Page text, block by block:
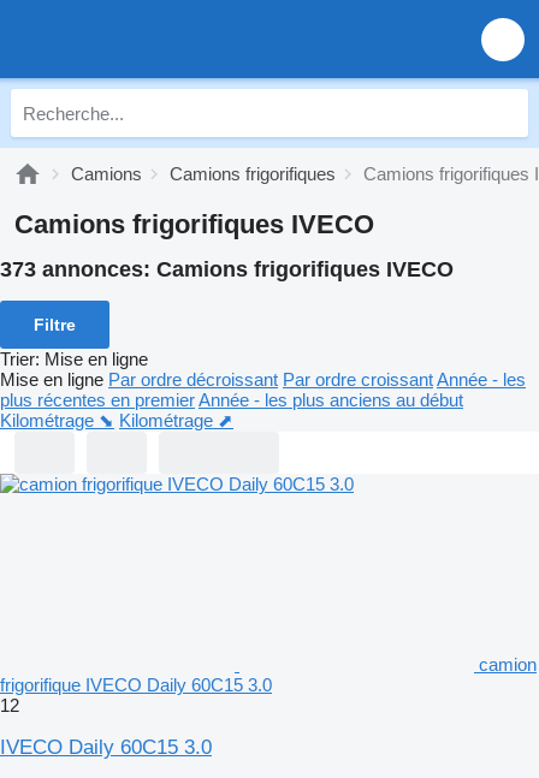
Camions Camions frigorifiques Camions frigorifiques
Camions frigorifiques IVECO
373 annonces: Camions frigorifiques IVECO
Filtre
Trier: Mise en ligne
Mise en ligne Par ordre décroissant Par ordre croissantAnnée - les
plus récentes en premierAnnée - les plus anciens au début
Kilométrage ⬊ Kilométrage ⬈
camion
frigorifique IVECO Daily 60C15 3.0
12
IVECO Daily 60C15 3.0